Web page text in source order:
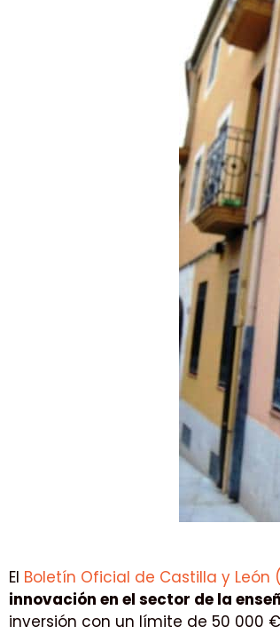
El Boletín Oficial de Castilla y León
innovación en el sector de la
inversión con un límite de 50 000